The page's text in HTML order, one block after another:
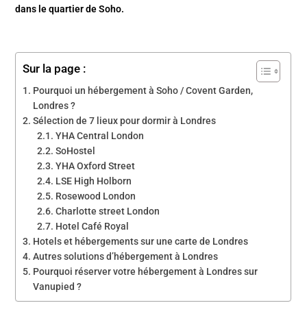
dans le quartier de Soho.
Sur la page :
Pourquoi un hébergement à Soho / Covent Garden,
Londres ?
Sélection de 7 lieux pour dormir à Londres
YHA Central London
SoHostel
YHA Oxford Street
LSE High Holborn
Rosewood London
Charlotte street London
Hotel Café Royal
Hotels et hébergements sur une carte de Londres
Autres solutions d’hébergement à Londres
Pourquoi réserver votre hébergement à Londres sur
Vanupied ?